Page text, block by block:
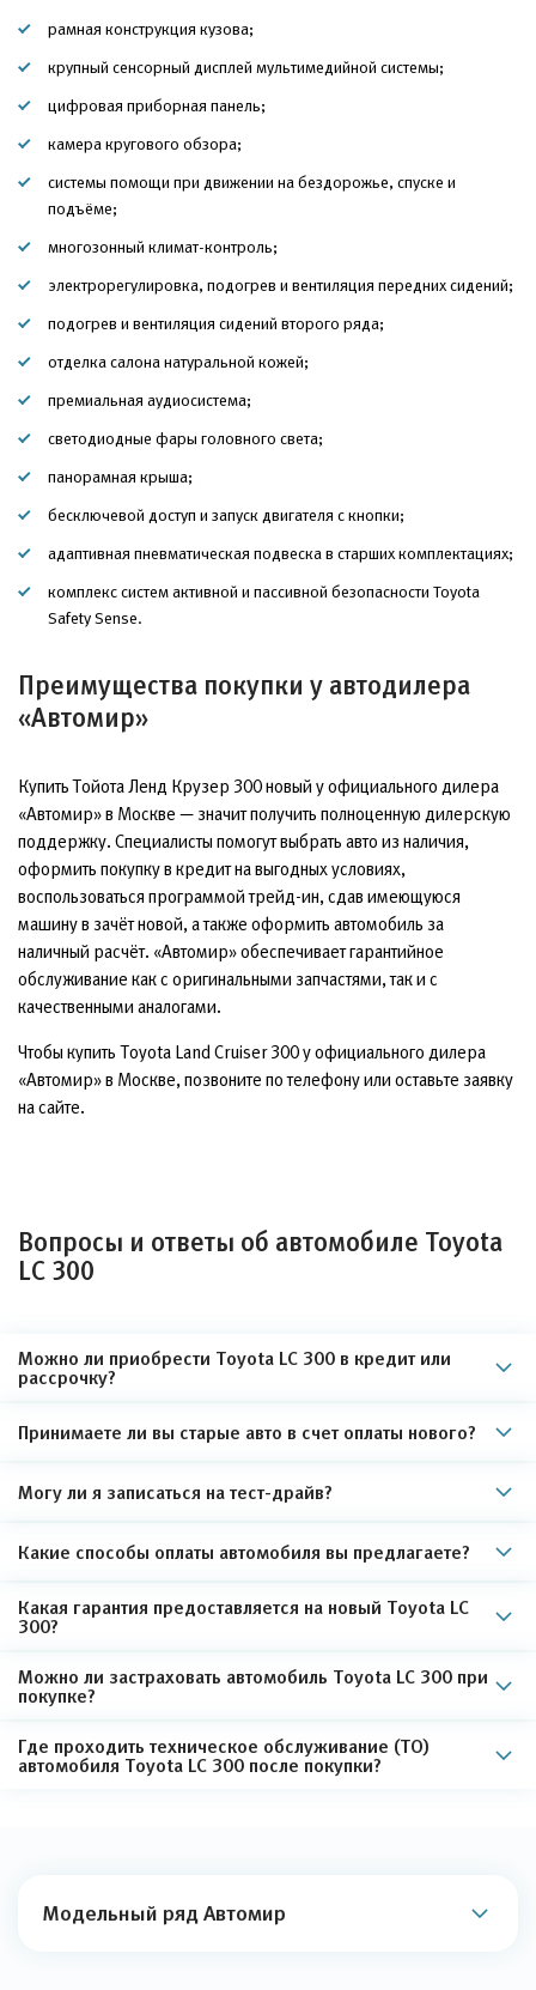
рамная конструкция кузова;
крупный сенсорный дисплей мультимедийной системы;
цифровая приборная панель;
камера кругового обзора;
системы помощи при движении на бездорожье, спуске и
подъёме;
многозонный климат-контроль;
электрорегулировка, подогрев и вентиляция передних сидений;
подогрев и вентиляция сидений второго ряда;
отделка салона натуральной кожей;
премиальная аудиосистема;
светодиодные фары головного света;
панорамная крыша;
бесключевой доступ и запуск двигателя с кнопки;
адаптивная пневматическая подвеска в старших комплектациях;
комплекс систем активной и пассивной безопасности Toyota
Safety Sense.
Преимущества покупки у автодилера
«Автомир»
Купить Тойота Ленд Крузер 300 новый у официального дилера
«Автомир» в Москве — значит получить полноценную дилерскую
поддержку. Специалисты помогут выбрать авто из наличия,
оформить покупку в кредит на выгодных условиях,
воспользоваться программой трейд-ин, сдав имеющуюся
машину в зачёт новой, а также оформить автомобиль за
наличный расчёт. «Автомир» обеспечивает гарантийное
обслуживание как с оригинальными запчастями, так и с
качественными аналогами.
Чтобы купить Toyota Land Cruiser 300 у официального дилера
«Автомир» в Москве, позвоните по телефону или оставьте заявку
на сайте.
Вопросы и ответы об автомобиле Toyota
LC 300
Можно ли приобрести Toyota LC 300 в кредит или
рассрочку?
Принимаете ли вы старые авто в счет оплаты нового?
Могу ли я записаться на тест-драйв?
Какие способы оплаты автомобиля вы предлагаете?
Какая гарантия предоставляется на новый Toyota LC
300?
Можно ли застраховать автомобиль Toyota LC 300 при
покупке?
Где проходить техническое обслуживание (ТО)
автомобиля Toyota LC 300 после покупки?
Модельный ряд Автомир